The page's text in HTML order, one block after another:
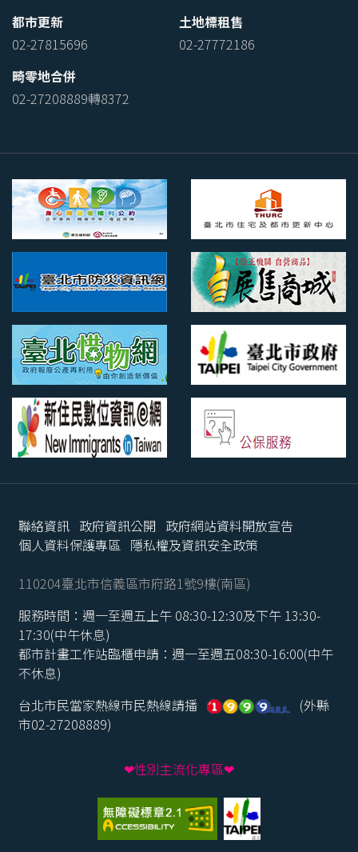
都市更新
02-27815696
土地標租售
02-27772186
畸零地合併
02-27208889轉8372
聯絡資訊 政府資訊公開 政府網站資料開放宣告
個人資料保護專區 隱私權及資訊安全政策
110204臺北市信義區市府路1號9樓(南區)
服務時間：週一至週五上午 08:30-12:30及下午 13:30-
17:30(中午休息)
都市計畫工作站臨櫃申請：週一至週五08:30-16:00(中午
不休息)
台北市民當家熱線市民熱線請播
(外縣
市02-27208889)
❤性別主流化專區❤